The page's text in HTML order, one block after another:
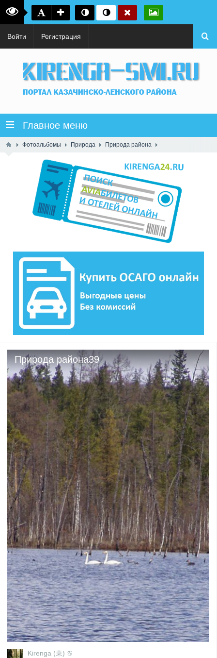
Войти Регистрация
Главное меню
Фотоальбомы Природа Природа района
Природа района39
Kirenga (東) ♋